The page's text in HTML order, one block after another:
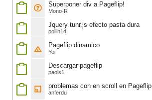
Superponer div a Pageflip!
Mono-R
Jquery tunr.js efecto pasta dura
pollin14
Pageflip dinamico
Yoi
Descargar pageflip
paois1
problemas con en scroll en Pageflip
anferdu